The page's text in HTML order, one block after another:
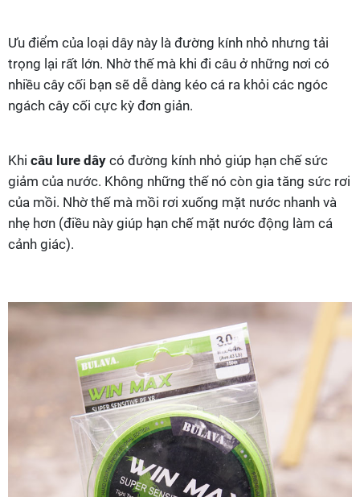
Ưu điểm của loại dây này là đường kính nhỏ nhưng tải
trọng lại rất lớn. Nhờ thế mà khi đi câu ở những nơi có
nhiều cây cối bạn sẽ dễ dàng kéo cá ra khỏi các ngóc
ngách cây cối cực kỳ đơn giản.
Khi câu lure dây có đường kính nhỏ giúp hạn chế sức
giảm của nước. Không những thế nó còn gia tăng sức rơi
của mồi. Nhờ thế mà mồi rơi xuống mặt nước nhanh và
nhẹ hơn (điều này giúp hạn chế mặt nước động làm cá
cảnh giác).